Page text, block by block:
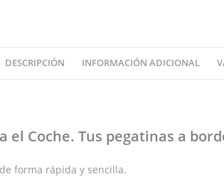
DESCRIPCIÓN INFORMACIÓN ADICIONAL
el Coche. Tus pegatinas a
forma rápida y sencilla.